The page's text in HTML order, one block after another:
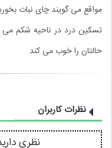
مواقع می گویند چای نبات
تسکین درد در ناحیه شکم
حالتان را خوب می کند.
نظرات کاربران
نظری